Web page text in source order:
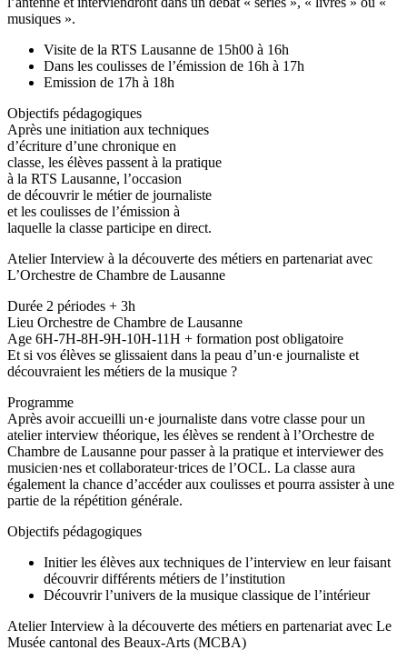
musiques ».
Visite de la RTS Lausanne de 15h00 à 16h
Dans les coulisses de l’émission de 16h à 17h
Emission de 17h à 18h
Objectifs pédagogiques
Après une initiation aux techniques
d’écriture d’une chronique en
classe, les élèves passent à la pratique
à la RTS Lausanne, l’occasion
de découvrir le métier de journaliste
et les coulisses de l’émission à
laquelle la classe participe en direct.
Atelier Interview à la découverte des métiers en partenariat avec
L’Orchestre de Chambre de Lausanne
Durée 2 périodes + 3h
Lieu Orchestre de Chambre de Lausanne
Age 6H-7H-8H-9H-10H-11H + formation post obligatoire
Et si vos élèves se glissaient dans la peau d’un·e journaliste et
découvraient les métiers de la musique ?
Programme
Après avoir accueilli un·e journaliste dans votre classe pour un
atelier interview théorique, les élèves se rendent à l’Orchestre de
Chambre de Lausanne pour passer à la pratique et interviewer des
musicien·nes et collaborateur·trices de l’OCL. La classe aura
également la chance d’accéder aux coulisses et pourra assister à une
partie de la répétition générale.
Objectifs pédagogiques
Initier les élèves aux techniques de l’interview en leur faisant
découvrir différents métiers de l’institution
Découvrir l’univers de la musique classique de l’intérieur
Atelier Interview à la découverte des métiers en partenariat avec Le
Musée cantonal des Beaux-Arts (MCBA)